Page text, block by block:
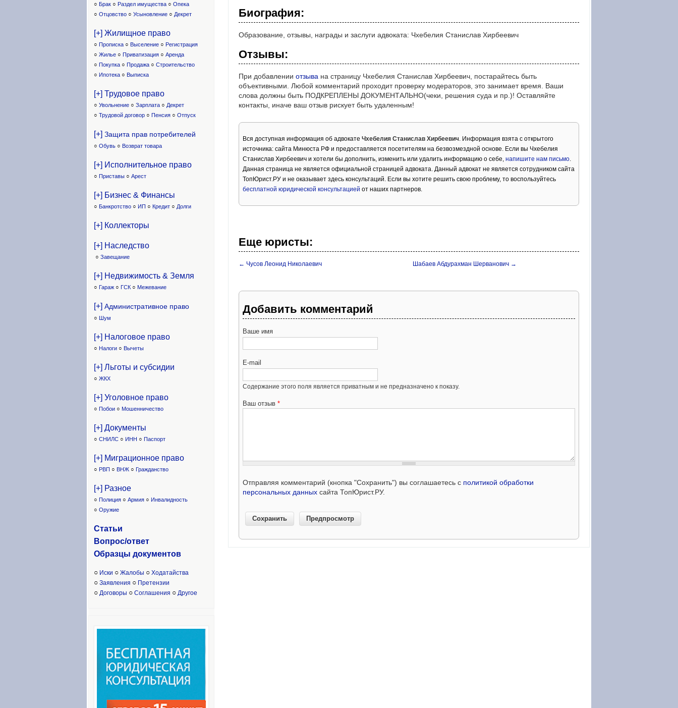
Биография:
Образование, отзывы, награды и заслуги адвоката: Чхебелия Станислав Хирбеевич
Отзывы:
При добавлении отзыва на страницу Чхебелия Станислав Хирбеевич, постарайтесь быть
объективными. Любой комментарий проходит проверку модераторов, это занимает время. Ваши
слова должны быть ПОДКРЕПЛЕНЫ ДОКУМЕНТАЛЬНО(чеки, решения суда и пр.)! Оставляйте
контакты, иначе ваш отзыв рискует быть удаленным!
Вся доступная информация об адвокате Чхебелия Станислав Хирбеевич. Информация взята с открытого
источника: сайта Минюста РФ и предоставляется посетителям на безвозмездной основе. Если вы Чхебелия
Станислав Хирбеевич и хотели бы дополнить, изменить или удалить информацию о себе, напишите нам письмо.
Данная страница не является официальной страницей адвоката. Данный адвокат не является сотрудником сайта
ТопЮрист.РУ и не оказывает здесь консультаций. Если вы хотите решить свою проблему, то воспользуйтесь
бесплатной юридической консультацией от наших партнеров.
Еще юристы:
← Чусов Леонид Николаевич Шабаев Абдурахман Шерванович →
Добавить комментарий
Ваше имя
E-mail
Содержание этого поля является приватным и не предназначено к показу.
Ваш отзыв *
Отправляя комментарий (кнопка "Сохранить") вы соглашаетесь с политикой обработки
персональных данных сайта ТопЮрист.РУ.
○ Брак ○ Раздел имущества ○ Опека
○ Отцовство ○ Усыновление ○ Декрет
[+] Жилищное право
○ Прописка ○ Выселение ○ Регистрация
○ Жилье ○ Приватизация ○ Аренда
○ Покупка ○ Продажа ○ Строительство
○ Ипотека ○ Выписка
[+] Трудовое право
○ Увольнение ○ Зарплата ○ Декрет
○ Трудовой договор ○ Пенсия ○ Отпуск
[+] Защита прав потребителей
○ Обувь ○ Возврат товара
[+] Исполнительное право
○ Приставы ○ Арест
[+] Бизнес & Финансы
○ Банкротство ○ ИП ○ Кредит ○ Долги
[+] Коллекторы
[+] Наследство
○ Завещание
[+] Недвижимость & Земля
○ Гараж ○ ГСК ○ Межевание
[+] Административное право
○ Шум
[+] Налоговое право
○ Налоги ○ Вычеты
[+] Льготы и субсидии
○ ЖКХ
[+] Уголовное право
○ Побои ○ Мошенничество
[+] Документы
○ СНИЛС ○ ИНН ○ Паспорт
[+] Миграционное право
○ РВП ○ ВНЖ ○ Гражданство
[+] Разное
○ Полиция ○ Армия ○ Инвалидность
○ Оружие
Статьи
Вопрос/ответ
Образцы документов
○ Иски ○ Жалобы ○ Ходатайства
○ Заявления ○ Претензии
○ Договоры ○ Соглашения ○ Другое